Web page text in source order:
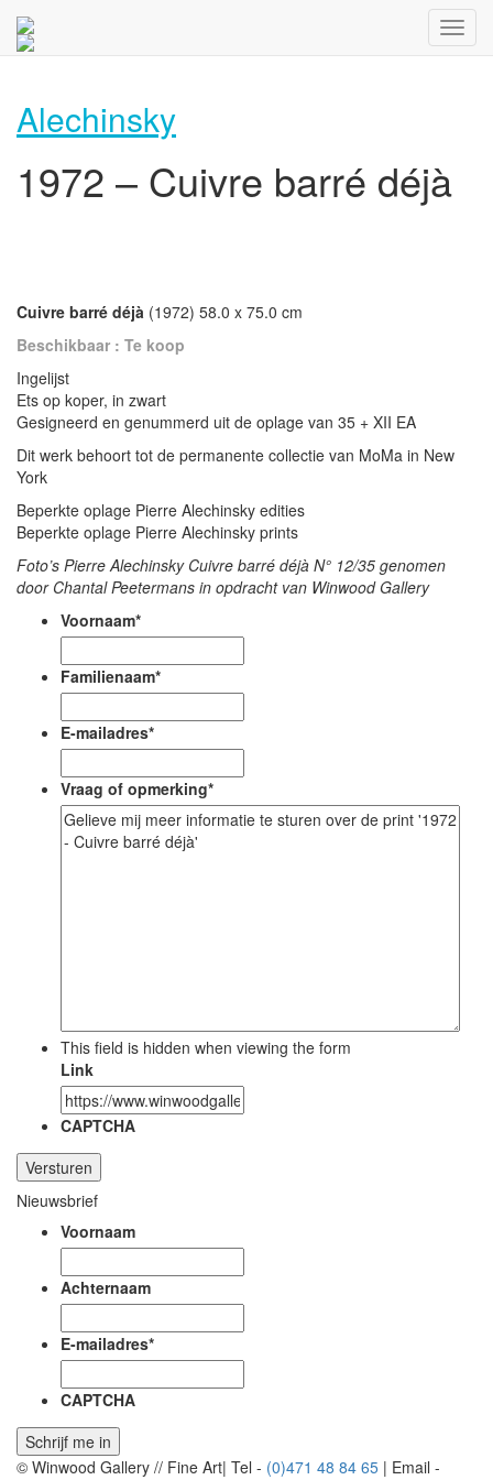
Alechinsky
1972 – Cuivre barré déjà
Cuivre barré déjà (1972) 58.0 x 75.0 cm
Beschikbaar : Te koop
Ingelijst
Ets op koper, in zwart
Gesigneerd en genummerd uit de oplage van 35 + XII EA
Dit werk behoort tot de permanente collectie van MoMa in New
York
Beperkte oplage Pierre Alechinsky edities
Beperkte oplage Pierre Alechinsky prints
Foto’s Pierre Alechinsky Cuivre barré déjà N° 12/35 genomen
door Chantal Peetermans in opdracht van Winwood Gallery
Voornaam*
Familienaam*
E-mailadres*
Vraag of opmerking*
This field is hidden when viewing the form
Link
CAPTCHA
Nieuwsbrief
Voornaam
Achternaam
E-mailadres*
CAPTCHA
© Winwood Gallery // Fine Art| Tel - (0)471 48 84 65 | Email -